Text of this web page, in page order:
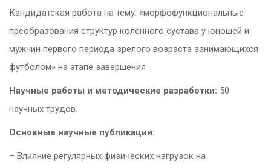
Кандидатская работа на тему: «морфофункциональные
преобразования структур коленного сустава у юношей и
мужчин первого периода зрелого возраста занимающихся
футболом» на этапе завершения
Научные работы и методические разработки: 50
научных трудов.
Основные научные публикации:
– Влияние регулярных физических нагрузок на